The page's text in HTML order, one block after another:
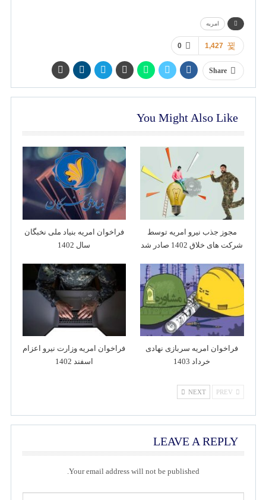
امریه
0 1,427
Share
You Might Also Like
مجوز جذب نیرو امریه توسط
شرکت های خلاق 1402 صادر شد
فراخوان امریه بنیاد ملی نخبگان
سال 1402
فراخوان امریه سربازی نهادی
خرداد 1403
فراخوان امریه وزارت نیرو اعزام
اسفند 1402
NEXT
LEAVE A REPLY
Your email address will not be published.